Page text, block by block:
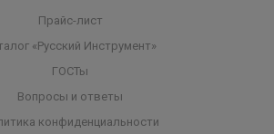
Прайс-лист
«Русский Инструмент»
ГОСТы
Вопросы и ответы
конфиденциальности